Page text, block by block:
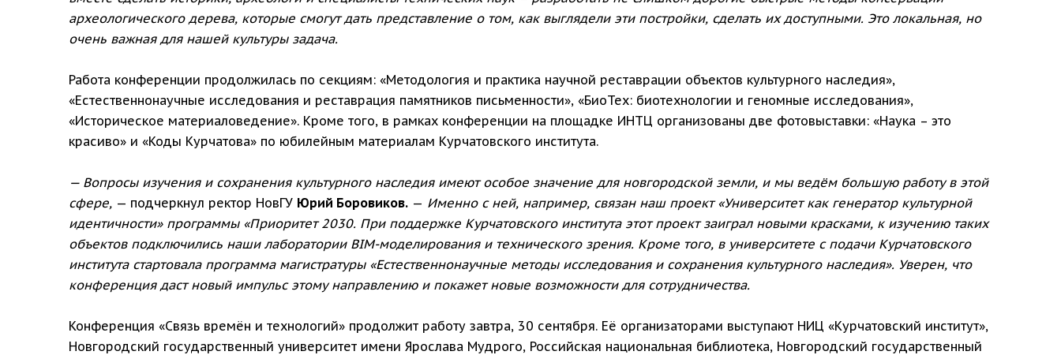
археологического дерева, которые смогут дать представление о том, как выглядели эти постройки, сделать их доступными. Это локальная, но
очень важная для нашей культуры задача.
Работа конференции продолжилась по секциям: «Методология и практика научной реставрации объектов культурного наследия»,
«Естественнонаучные исследования и реставрация памятников письменности», «БиоТех: биотехнологии и геномные исследования»,
«Историческое материаловедение». Кроме того, в рамках конференции на площадке ИНТЦ организованы две фотовыставки: «Наука – это
красиво» и «Коды Курчатова» по юбилейным материалам Курчатовского института.
— Вопросы изучения и сохранения культурного наследия имеют особое значение для новгородской земли, и мы ведём большую работу в этой
сфере, — подчеркнул ректор НовГУ Юрий Боровиков. — Именно с ней, например, связан наш проект «Университет как генератор культурной
идентичности» программы «Приоритет 2030. При поддержке Курчатовского института этот проект заиграл новыми красками, к изучению таких
объектов подключились наши лаборатории BIM-моделирования и технического зрения. Кроме того, в университете с подачи Курчатовского
института стартовала программа магистратуры «Естественнонаучные методы исследования и сохранения культурного наследия». Уверен, что
конференция даст новый импульс этому направлению и покажет новые возможности для сотрудничества.
Конференция «Связь времён и технологий» продолжит работу завтра, 30 сентября. Её организаторами выступают НИЦ «Курчатовский институт»,
Новгородский государственный университет имени Ярослава Мудрого, Российская национальная библиотека, Новгородский государственный